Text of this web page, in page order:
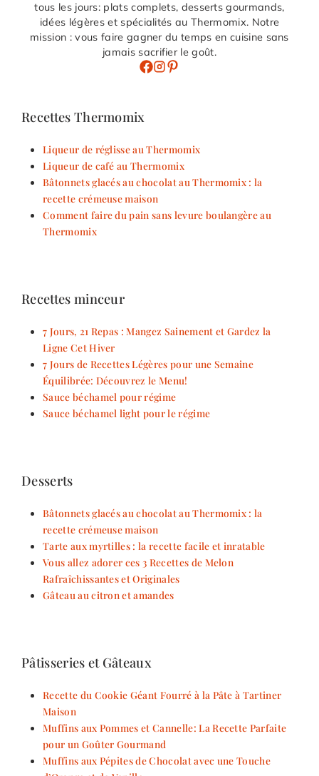
tous les jours: plats complets, desserts gourmands,
idées légères et spécialités au Thermomix. Notre
mission : vous faire gagner du temps en cuisine sans
jamais sacrifier le goût.
Recettes Thermomix
Liqueur de réglisse au Thermomix
Liqueur de café au Thermomix
Bâtonnets glacés au chocolat au Thermomix : la
recette crémeuse maison
Comment faire du pain sans levure boulangère au
Thermomix
Recettes minceur
7 Jours, 21 Repas : Mangez Sainement et Gardez la
Ligne Cet Hiver
7 Jours de Recettes Légères pour une Semaine
Équilibrée: Découvrez le Menu!
Sauce béchamel pour régime
Sauce béchamel light pour le régime
Desserts
Bâtonnets glacés au chocolat au Thermomix : la
recette crémeuse maison
Tarte aux myrtilles : la recette facile et inratable
Vous allez adorer ces 3 Recettes de Melon
Rafraîchissantes et Originales
Gâteau au citron et amandes
Pâtisseries et Gâteaux
Recette du Cookie Géant Fourré à la Pâte à Tartiner
Maison
Muffins aux Pommes et Cannelle: La Recette Parfaite
pour un Goûter Gourmand
Muffins aux Pépites de Chocolat avec une Touche